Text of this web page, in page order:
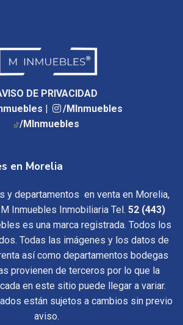
DE PRIVACIDAD
/MInmuebles
/MInmuebles
en Morelia
y departamentos en venta en Morelia,
Inmuebles Inmobiliaria Tel. 52 (443)
es una marca registrada. Todos los
Todas las imágenes y los datos de
así como departamentos bodegas
provienen de terceros por lo que la
en este sitio puede llegar a variar.
están sujetos a cambios sin previo
aviso.